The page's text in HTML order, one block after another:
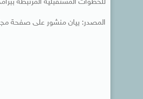
للخطوات المستقبلية المرتبطة
المصدر: بيان منشور على صفحة